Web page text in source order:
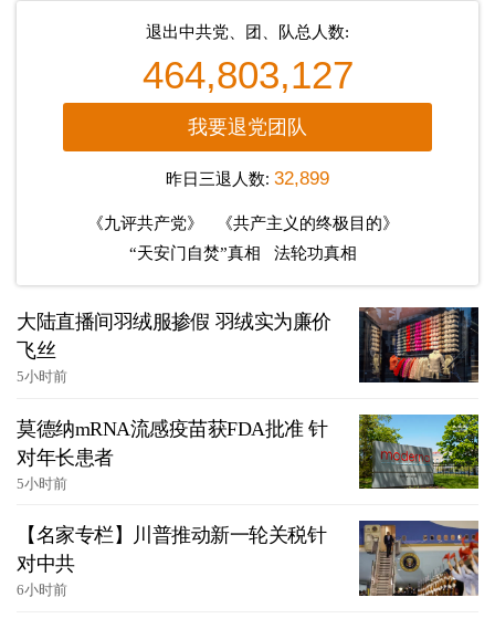
退出中共党、团、队总人数:
464,803,127
我要退党团队
昨日三退人数: 32,899
《九评共产党》
《共产主义的终极目的》
“天安门自焚”真相
法轮功真相
大陆直播间羽绒服掺假 羽绒实为廉价
飞丝
5小时前
莫德纳mRNA流感疫苗获FDA批准 针
对年长患者
5小时前
【名家专栏】川普推动新一轮关税针
对中共
6小时前